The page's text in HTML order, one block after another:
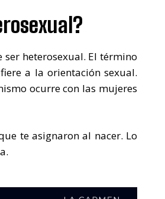
heterosexual. El término
a la orientación sexual.
ocurre con las mujeres
te asignaron al nacer. Lo